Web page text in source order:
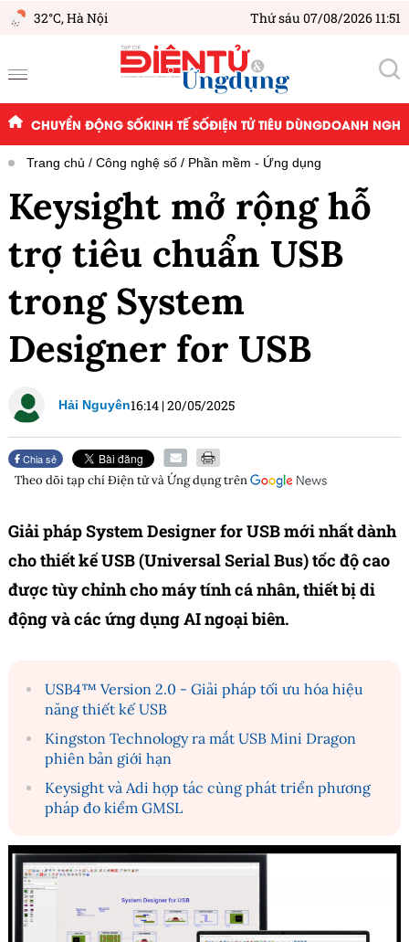
32°C,Hà Nội Thứ sáu 07/08/2026 11:51
CHUYỂN ĐỘNG SỐKINH TẾ SỐĐIỆN TỬ TIÊU DÙNGDOANH
Trang chủ Công nghệ số Phần mềm - Ứng dụng
Keysight mở rộng hỗ
trợ tiêu chuẩn USB
trong System
Designer for USB
Hải Nguyên16:14 |20/05/2025
Chia sẻ
Theo dõi tạp chíĐiện tử và Ứng dụngtrên
Giải pháp System Designer for USB mới nhất dành
cho thiết kế USB (Universal Serial Bus) tốc độ cao
được tùy chỉnh cho máy tính cá nhân, thiết bị di
động và các ứng dụng AI ngoại biên.
USB4™ Version 2.0 - Giải pháp tối ưu hóa hiệu
năng thiết kế USB
Kingston Technology ra mắt USB Mini Dragon
phiên bản giới hạn
Keysight và Adi hợp tác cùng phát triển phương
pháp đo kiểm GMSL